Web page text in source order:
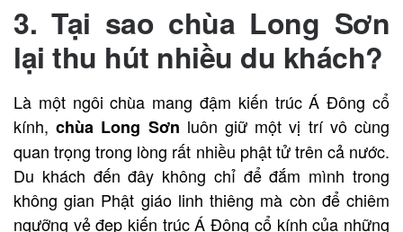
3. Tại sao chùa Long Sơn
lại thu hút nhiều du khách?
Là một ngôi chùa mang đậm kiến ​​trúc Á Đông cổ
kính,chùa Long Sơn luôn giữ một vị trí vô cùng
quan trọng trong lòng rất nhiều phật tử trên cả nước.
Du khách đến đây không chỉ để đắm mình trong
không gian Phật giáo linh thiêng mà còn để chiêm
ngưỡng vẻ đẹp kiến ​​trúc Á Đông cổ kính của những